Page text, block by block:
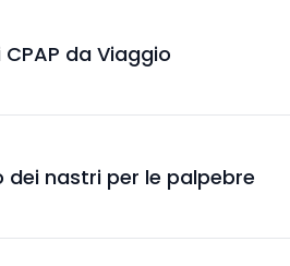
CPAP da Viaggio
dei nastri per le palpebre